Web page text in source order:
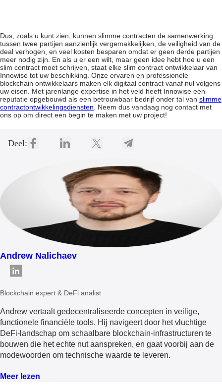
Dus, zoals u kunt zien, kunnen slimme contracten de samenwerking
tussen twee partijen aanzienlijk vergemakkelijken, de veiligheid van de
deal verhogen, en veel kosten besparen omdat er geen derde partijen
meer nodig zijn. En als u er een wilt, maar geen idee hebt hoe u een
slim contract moet schrijven, staat elke slim contract ontwikkelaar van
Innowise tot uw beschikking. Onze ervaren en professionele
blockchain ontwikkelaars maken elk digitaal contract vanaf nul volgens
uw eisen. Met jarenlange expertise in het veld heeft Innowise een
reputatie opgebouwd als een betrouwbaar bedrijf onder tal van slimme
contractontwikkelingsdiensten . Neem dus vandaag nog contact met
ons op om direct een begin te maken met uw project!
Deel:
Andrew Nalichaev
Blockchain expert & DeFi analist
Andrew vertaalt gedecentraliseerde concepten in veilige,
functionele financiële tools. Hij navigeert door het vluchtige
DeFi-landschap om schaalbare blockchain-infrastructuren te
bouwen die het echte nut aanspreken, en gaat voorbij aan de
modewoorden om technische waarde te leveren.
Meer lezen